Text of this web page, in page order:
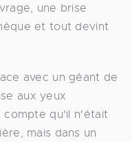
une brise
et tout devint
avec un géant de
aux yeux
compte qu'il n'était
mais dans un